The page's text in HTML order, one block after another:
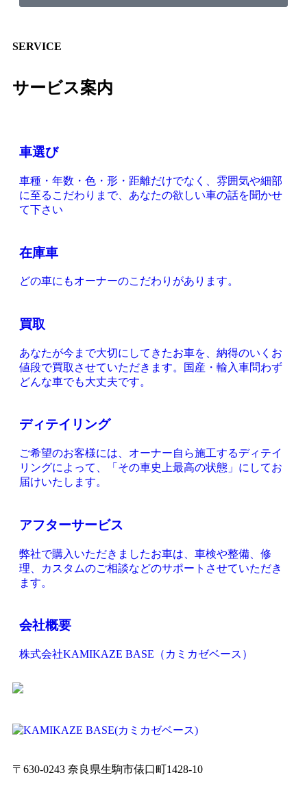
SERVICE
サービス案内
車選び
車種・年数・色・形・距離だけでなく、雰囲気や細部
に至るこだわりまで、あなたの欲しい車の話を聞かせ
て下さい
在庫車
どの車にもオーナーのこだわりがあります。
買取
あなたが今まで大切にしてきたお車を、納得のいくお
値段で買取させていただきます。国産・輸入車問わず
どんな車でも大丈夫です。
ディテイリング
ご希望のお客様には、オーナー自ら施工するディテイ
リングによって、「その車史上最高の状態」にしてお
届けいたします。
アフターサービス
弊社で購入いただきましたお車は、車検や整備、修
理、カスタムのご相談などのサポートさせていただき
ます。
会社概要
株式会社KAMIKAZE BASE（カミカゼベース）
〒630-0243 奈良県生駒市俵口町1428-10